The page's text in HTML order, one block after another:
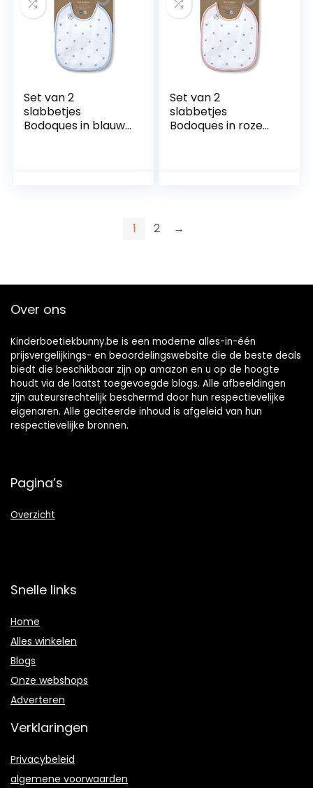
Set van 2
slabbetjes
Bodoques in blauw
Set van 2
slabbetjes
Bodoques in roze
1 2 →
Over ons
Kinderboetiekbunny.be is een moderne alles-in-één
prijsvergelijkings- en beoordelingswebsite die de beste deals
biedt die beschikbaar zijn op amazon en u op de hoogte
houdt via de laatst toegevoegde blogs. Alle afbeeldingen
zijn auteursrechtelijk beschermd door hun respectievelijke
eigenaren. Alle geciteerde inhoud is afgeleid van hun
respectievelijke bronnen.
Pagina’s
Overzicht
Snelle links
Home
Alles winkelen
Blogs
Onze webshops
Adverteren
Verklaringen
Privacybeleid
algemene voorwaarden